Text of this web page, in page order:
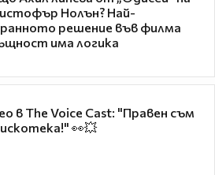
Нолън? Най-
решение във филма
има логика
в The Voice Cast: "Правен съм
👀💥